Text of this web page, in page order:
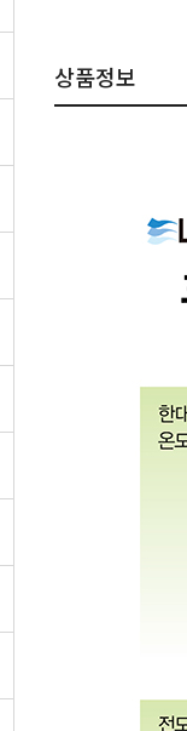
상품정보